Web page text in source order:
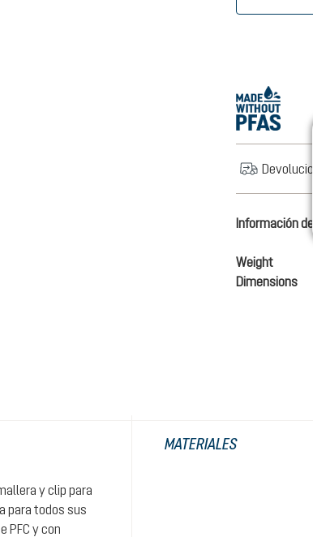
Información
Weight
Dimensions
y clip para
para todos sus
PFC y con
MATERIALES